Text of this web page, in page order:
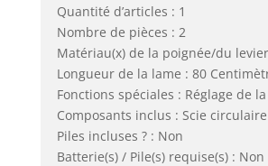
Quantité d’articles : 1
Nombre de pièces : 2
Matériau(x) de la poignée/du
Longueur de la lame : 80
Fonctions spéciales : Réglage de
Composants inclus : Scie
Piles incluses ? : Non
Batterie(s) / Pile(s) requise(s) : Non